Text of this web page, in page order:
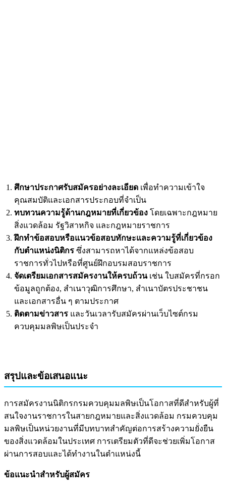
ศึกษาประกาศรับสมัครอย่างละเอียด เพื่อทำความเข้าใจ
คุณสมบัติและเอกสารประกอบที่จำเป็น
ทบทวนความรู้ด้านกฎหมายที่เกี่ยวข้อง โดยเฉพาะกฎหมาย
สิ่งแวดล้อม รัฐวิสาหกิจ และกฎหมายราชการ
ฝึกทำข้อสอบหรือแนวข้อสอบทักษะและความรู้ที่เกี่ยวข้อง
กับตำแหน่งนิติกร ซึ่งสามารถหาได้จากแหล่งข้อสอบ
ราชการทั่วไปหรือที่ศูนย์ฝึกอบรมสอบราชการ
จัดเตรียมเอกสารสมัครงานให้ครบถ้วนเช่น ใบสมัครที่กรอก
ข้อมูลถูกต้อง, สำเนาวุฒิการศึกษา, สำเนาบัตรประชาชน
และเอกสารอื่น ๆ ตามประกาศ
ติดตามข่าวสาร และวันเวลารับสมัครผ่านเว็บไซต์กรม
ควบคุมมลพิษเป็นประจำ
สรุปและข้อเสนอแนะ
การสมัครงานนิติกรกรมควบคุมมลพิษเป็นโอกาสที่ดีสำหรับผู้ที่
สนใจงานราชการในสายกฎหมายและสิ่งแวดล้อม กรมควบคุม
มลพิษเป็นหน่วยงานที่มีบทบาทสำคัญต่อการสร้างความยั่งยืน
ของสิ่งแวดล้อมในประเทศ การเตรียมตัวที่ดีจะช่วยเพิ่มโอกาส
ผ่านการสอบและได้ทำงานในตำแหน่งนี้
ข้อแนะนำสำหรับผู้สมัคร